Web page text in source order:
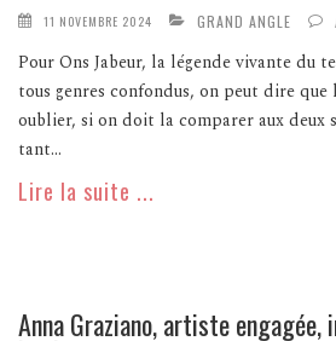
11 NOVEMBRE 2024 GRAND ANGLE
Pour Ons Jabeur, la légende vivante du
tous genres confondus, on peut dire que
oublier, si on doit la comparer aux deux
tant...
Lire la suite ...
Anna Graziano, artiste